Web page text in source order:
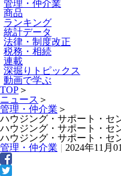
管理・仲介業
商品
ランキング
統計データ
法律・制度改正
税務・相続
連載
深掘りトピックス
動画で学ぶ
TOP ＞
ニュース ＞
管理・仲介業 ＞
ハウジング・サポート・セ
ハウジング・サポート・セ
ハウジング・サポート・セ
管理・仲介業 | 2024年11月